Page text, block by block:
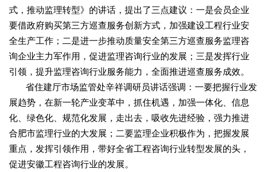
式，推动监理转型》的讲话，提出了三点建议：一是会员企业
要借政府购买第三方巡查服务创新方式，加强建设工程行业安
全生产工作；二是进一步推动质量安全第三方巡查服务监理咨
询企业主力军作用，促进监理咨询行业的发展；三是发挥行业
引领，提升监理咨询行业服务能力，全面推进巡查服务成效。
省住建厅市场监管处辛祥调研员讲话强调：一要把握行业发
展趋势，在新一轮产业变革中，抓住机遇，加强一体化、信息
化、绿色化、规范化发展，走出去，吸收先进经验，强力推进
合肥市监理行业的大发展；二要监理企业积极作为，把握发展
重点，发挥引领作用，带好全省工程咨询行业转型发展的头，
促进安徽工程咨询行业的发展。